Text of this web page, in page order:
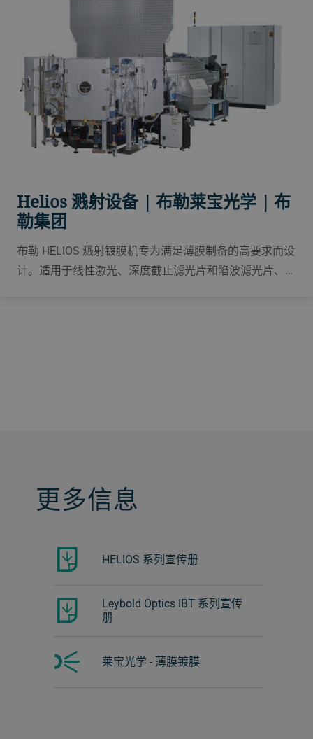
Helios 溅射设备 | 布勒莱宝光学 | 布
勒集团
布勒 HELIOS 溅射镀膜机专为满足薄膜制备的高要求而设
计。适用于线性激光、深度截止滤光片和陷波滤光片、激
更多信息
HELIOS 系列宣传册
Leybold Optics IBT 系列宣传
册
莱宝光学 - 薄膜镀膜